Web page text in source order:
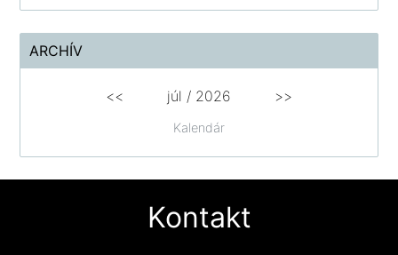
ARCHÍV
Kalendár
<< júl / 2026 >>
Kontakt